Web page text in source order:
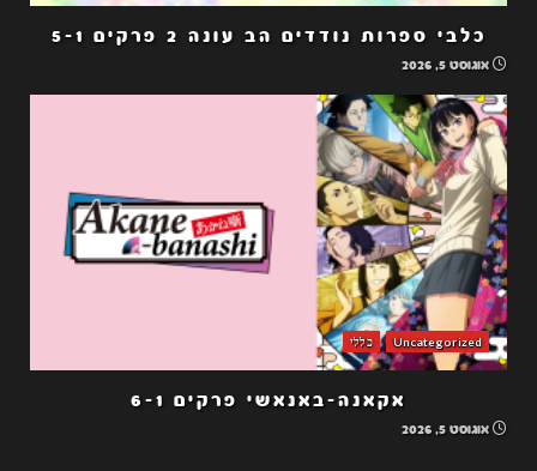
כלבי ספרות נודדים הב עונה 2 פרקים 5-1
אוגוסט 5, 2026
Uncategorized כללי
אקאנה-באנאשי פרקים 6-1
אוגוסט 5, 2026